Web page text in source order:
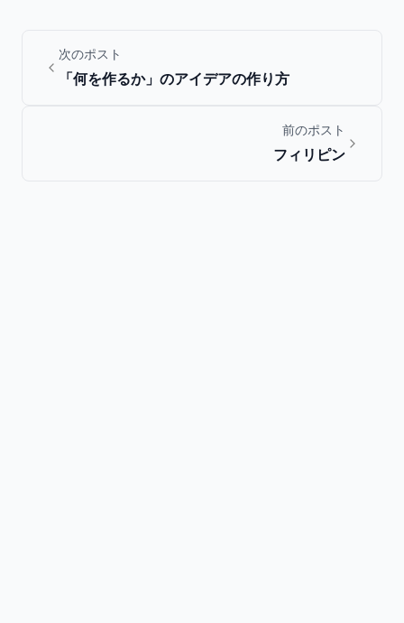
次のポスト
「何を作るか」のアイデアの作り方
前のポスト
フィリピン